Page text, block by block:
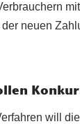
neuen
will